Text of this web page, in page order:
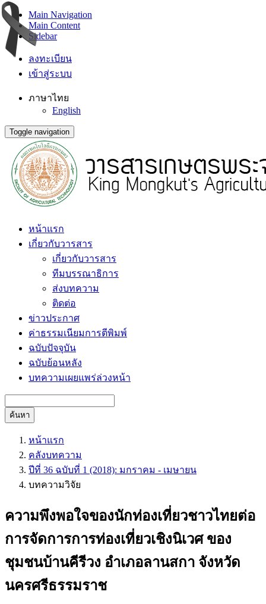
Main Navigation
Main Content
Sidebar
ลงทะเบียน
เข้าสู่ระบบ
ภาษาไทย
English
Toggle navigation
หน้าแรก
เกี่ยวกับวารสาร
เกี่ยวกับวารสาร
ทีมบรรณาธิการ
ส่งบทความ
ติดต่อ
ข่าวประกาศ
ค่าธรรมเนียมการตีพิมพ์
ฉบับปัจจุบัน
ฉบับย้อนหลัง
บทความเผยแพร่ล่วงหน้า
ค้นหา
หน้าแรก
คลังบทความ
ปีที่ 36 ฉบับที่ 1 (2018): มกราคม - เมษายน
บทความวิจัย
ความพึงพอใจของนักท่องเที่ยวชาวไทยต่อ
การจัดการการท่องเที่ยวเชิงนิเวศ ของ
ชุมชนบ้านคีรีวง อำเภอลานสกา จังหวัด
นครศรีธรรมราช